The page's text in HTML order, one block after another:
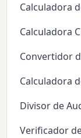
Calculadora
Calculadora
Convertidor
Calculadora
Divisor de
Verificador